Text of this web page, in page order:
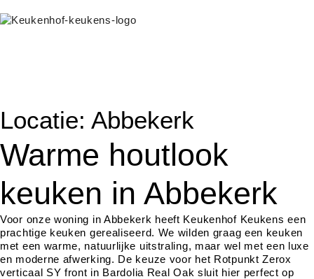
Locatie: Abbekerk
Warme houtlook
keuken in Abbekerk
Voor onze woning in Abbekerk heeft Keukenhof Keukens een
prachtige keuken gerealiseerd. We wilden graag een keuken
met een warme, natuurlijke uitstraling, maar wel met een luxe
en moderne afwerking. De keuze voor het Rotpunkt Zerox
verticaal SY front in Bardolia Real Oak sluit hier perfect op